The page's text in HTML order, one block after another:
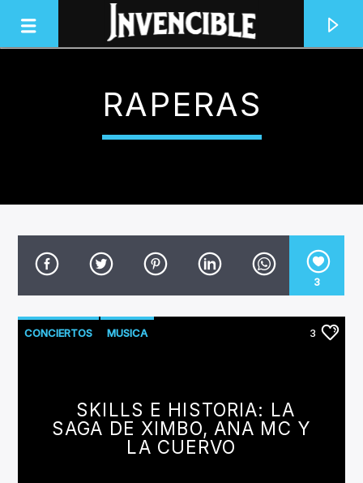
INVENCIBLE RADIO
JUNTOS SOMOS INVENCIBLES
ARTISTA
RAPERAS
3
CONCIERTOS MUSICA 3
SKILLS E HISTORIA: LA
SAGA DE XIMBO, ANA MC Y
LA CUERVO